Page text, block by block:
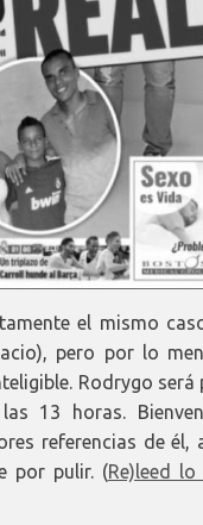
el mismo
pero por lo
Rodrygo será
13 horas.
referencias de él,
por pulir. (Re)leed